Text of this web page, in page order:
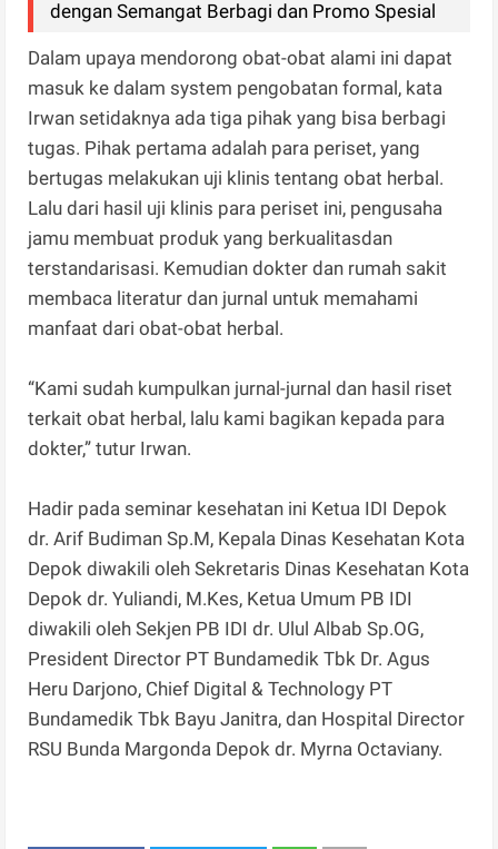
dengan Semangat Berbagi dan Promo Spesial
Dalam upaya mendorong obat-obat alami ini dapat
masuk ke dalam system pengobatan formal, kata
Irwan setidaknya ada tiga pihak yang bisa berbagi
tugas. Pihak pertama adalah para periset, yang
bertugas melakukan uji klinis tentang obat herbal.
Lalu dari hasil uji klinis para periset ini, pengusaha
jamu membuat produk yang berkualitasdan
terstandarisasi. Kemudian dokter dan rumah sakit
membaca literatur dan jurnal untuk memahami
manfaat dari obat-obat herbal.
“Kami sudah kumpulkan jurnal-jurnal dan hasil riset
terkait obat herbal, lalu kami bagikan kepada para
dokter,” tutur Irwan.
Hadir pada seminar kesehatan ini Ketua IDI Depok
dr. Arif Budiman Sp.M, Kepala Dinas Kesehatan Kota
Depok diwakili oleh Sekretaris Dinas Kesehatan Kota
Depok dr. Yuliandi, M.Kes, Ketua Umum PB IDI
diwakili oleh Sekjen PB IDI dr. Ulul Albab Sp.OG,
President Director PT Bundamedik Tbk Dr. Agus
Heru Darjono, Chief Digital & Technology PT
Bundamedik Tbk Bayu Janitra, dan Hospital Director
RSU Bunda Margonda Depok dr. Myrna Octaviany.